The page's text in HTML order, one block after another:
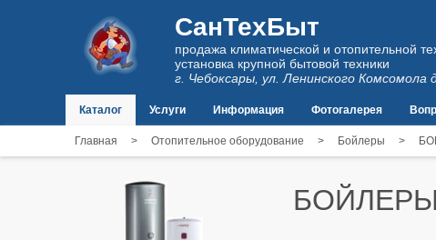
СанТехБыт
продажа климатической и отопительной
установка крупной бытовой техники
г. Чебоксары, ул. Ленинского Комсомола
Каталог Услуги Информация Фотогалерея
Главная > Отопительное оборудование > Бойлеры >